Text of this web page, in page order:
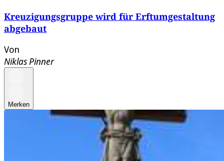
Kreuzigungsgruppe wird für Erftumgestaltung
abgebaut
Von
Niklas Pinner
Merken